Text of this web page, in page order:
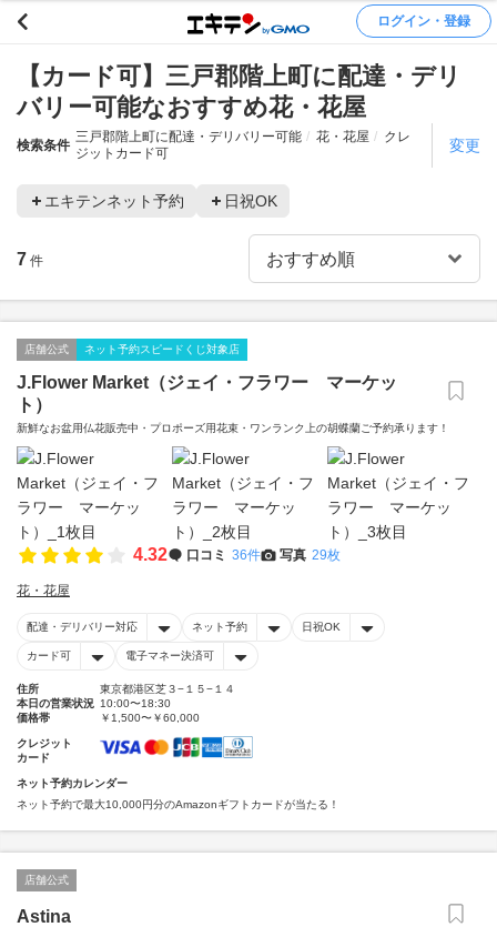
ログイン・登録
【カード可】三戸郡階上町に配達・デリ
バリー可能なおすすめ花・花屋
検索条件
三戸郡階上町に配達・デリバリー可能 花・花屋
クレ
ジットカード可
変更
エキテンネット予約 日祝OK
7 件
店舗公式 ネット予約スピードくじ対象店
J.Flower Market（ジェイ・フラワー マーケッ
ト）
新鮮なお盆用仏花販売中・プロポーズ用花束・ワンランク上の胡蝶蘭ご予約承ります！
4.32 口コミ 36件 写真 29枚
花・花屋
配達・デリバリー対応 ネット予約 日祝OK
カード可 電子マネー決済可
住所
東京都港区芝３−１５−１４
本日の営業状況 10:00〜18:30
価格帯
￥1,500〜￥60,000
クレジット
カード
ネット予約カレンダー
ネット予約で最大10,000円分のAmazonギフトカードが当たる！
店舗公式
Astina